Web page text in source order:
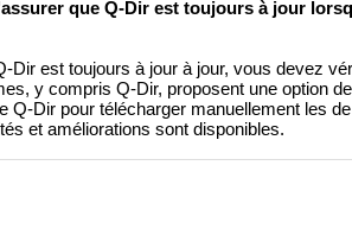
que Q-Dir est toujours à jour
Dir est toujours à jour à jour, vous devez
y compris Q-Dir, proposent une option
Q-Dir pour télécharger manuellement les
et améliorations sont disponibles.